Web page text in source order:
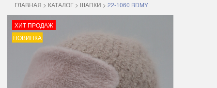
ГЛАВНАЯ > КАТАЛОГ > ШАПКИ > 22-1060 BDMY
ХИТ ПРОДАЖ
НОВИНКА